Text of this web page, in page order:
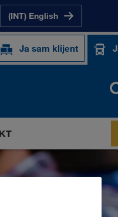
(INT) English
Ja sam klijent